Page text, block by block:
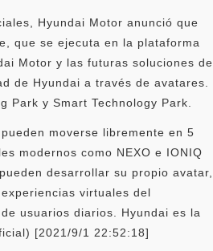
Hyundai Motor anunció que
que se ejecuta en la plataforma
Motor y las futuras soluciones de
de Hyundai a través de avatares.
y Smart Technology Park.
moverse libremente en 5
modernos como NEXO e IONIQ
desarrollar su propio avatar,
virtuales del
usuarios diarios. Hyundai es la
[2021/9/1 22:52:18]